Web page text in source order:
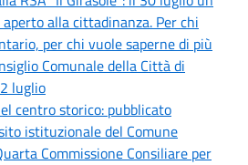
alla cittadinanza. Per chi
per chi vuole saperne di più
Comunale della Città di
luglio
centro storico: pubblicato
istituzionale del Comune
Commissione Consiliare per